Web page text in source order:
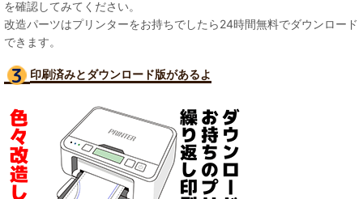
を確認してみてください。
改造パーツはプリンターをお持ちでしたら24時間無料でダウンロード
できます。
印刷済みとダウンロード版があるよ